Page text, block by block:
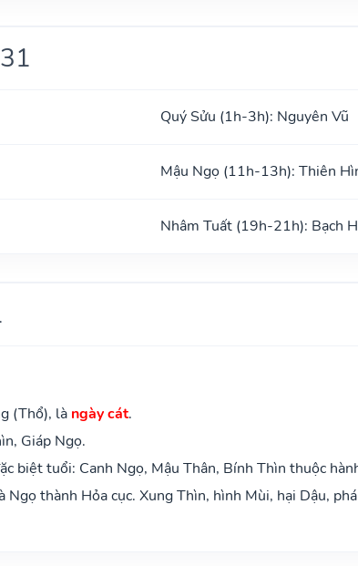
Quý Sửu (1h-3h): Nguyên Vũ
Mậu Ngọ (11h-13h): Thiên
Nhâm Tuất (19h-21h): Bạch
(Thổ), là ngày cát.
Giáp Ngọ.
biệt tuổi: Canh Ngọ, Mậu Thân, Bính Thìn thuộc
Ngọ thành Hỏa cục. Xung Thìn, hình Mùi, hại Dậu,